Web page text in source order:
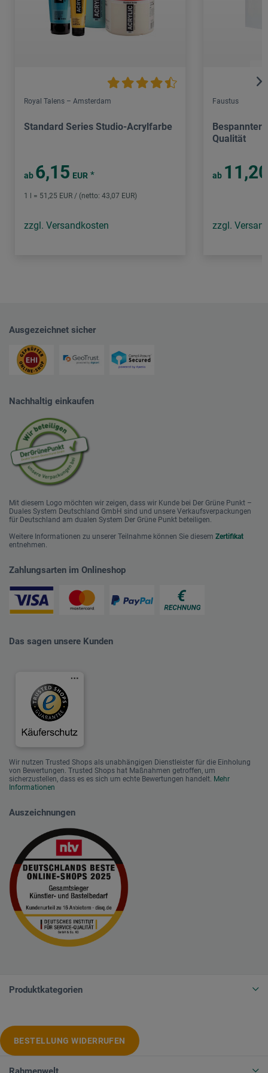
Royal Talens – Amsterdam
Standard Series Studio-Acrylfarbe
ab 6,15 EUR *
1 l = 51,25 EUR / (netto: 43,07 EUR)
zzgl. Versandkosten
Faustus
Bespannter
Qualität
ab 11,20
zzgl.
Ausgezeichnet sicher
Nachhaltig einkaufen
Mit diesem Logo möchten wir zeigen, dass wir Kunde bei Der Grüne Punkt –
Duales System Deutschland GmbH sind und unsere Verkaufsverpackungen
für Deutschland am dualen System Der Grüne Punkt beteiligen.
Weitere Informationen zu unserer Teilnahme können Sie diesem Zertifikat
entnehmen.
Zahlungsarten im Onlineshop
Das sagen unsere Kunden
Wir nutzen Trusted Shops als unabhängigen Dienstleister für die Einholung
von Bewertungen. Trusted Shops hat Maßnahmen getroffen, um
sicherzustellen, dass es es sich um echte Bewertungen handelt. Mehr
Informationen
Auszeichnungen
Produktkategorien
BESTELLUNG WIDERRUFEN